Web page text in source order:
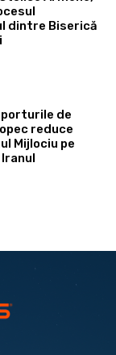
dintre Biserică
de
reduce
Mijlociu pe